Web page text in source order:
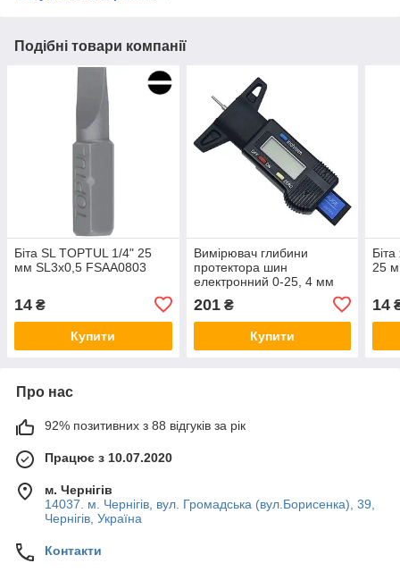
Подібні товари компанії
Біта SL TOPTUL 1/4" 25
мм SL3x0,5 FSAA0803
14 ₴
Купити
Вимірювач глибини
протектора шин
електронний 0-25, 4 мм
TTDG0025
201₴
Купити
25
14
Про нас
92% позитивних з 88 відгуків за рік
Працює з 10.07.2020
м. Чернігів
14037. м. Чернігів, вул. Громадська (вул.Борисенка), 39,
Чернігів, Україна
Контакти